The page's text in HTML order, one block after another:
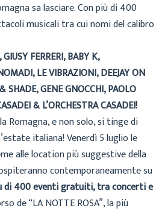
sa lasciare. Con più di 400
musicali tra cui nomi del calibro
FERRERI, BABY K,
LE VIBRAZIONI, DEEJAY ON
SHADE, GENE GNOCCHI, PAOLO
& L’ORCHESTRA CASADEI!
Romagna, e non solo, si tinge di
italiana! Venerdì 5 luglio le
alle location più suggestive della
contemporaneamente su
di 400 eventi gratuiti, tra concerti e
de “LA NOTTE ROSA”, la più